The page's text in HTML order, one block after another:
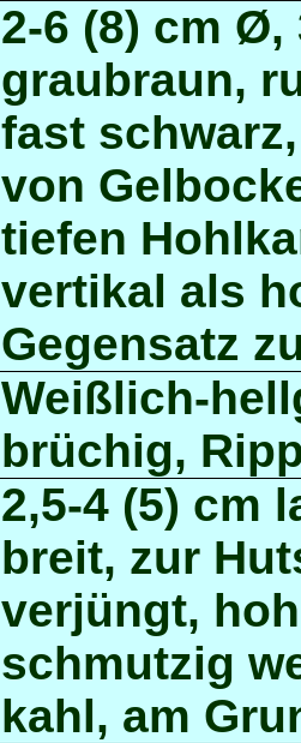
2-6 (8) cm
graubraun,
fast
von
tiefen
vertikal als
Gegensatz
Weißlich-
brüchig,
2,5-4 (5) cm
breit, zur
verjüngt,
schmutzig
kahl, am